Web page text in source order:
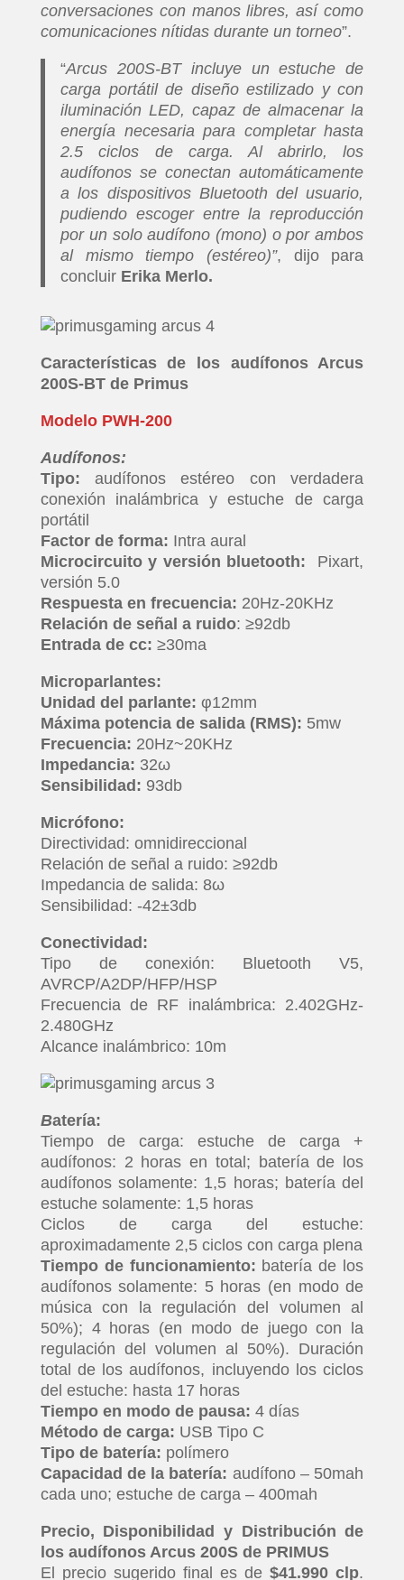
conversaciones con manos libres, así como
comunicaciones nítidas durante un torneo”.
“Arcus 200S-BT incluye un estuche de
carga portátil de diseño estilizado y con
iluminación LED, capaz de almacenar la
energía necesaria para completar hasta
2.5 ciclos de carga. Al abrirlo, los
audífonos se conectan automáticamente
a los dispositivos Bluetooth del usuario,
pudiendo escoger entre la reproducción
por un solo audífono (mono) o por ambos
al mismo tiempo (estéreo)”, dijo para
concluir Erika Merlo.
Características de los audífonos Arcus
200S-BT de Primus
Modelo PWH-200
Audífonos:
Tipo: audífonos estéreo con verdadera
conexión inalámbrica y estuche de carga
portátil
Factor de forma: Intra aural
Microcircuito y versión bluetooth: Pixart,
versión 5.0
Respuesta en frecuencia: 20Hz-20KHz
Relación de señal a ruido: ≥92db
Entrada de cc: ≥30ma
Microparlantes:
Unidad del parlante: φ12mm
Máxima potencia de salida (RMS): 5mw
Frecuencia: 20Hz~20KHz
Impedancia: 32ω
Sensibilidad: 93db
Micrófono:
Directividad: omnidireccional
Relación de señal a ruido: ≥92db
Impedancia de salida: 8ω
Sensibilidad: -42±3db
Conectividad:
Tipo de conexión: Bluetooth V5,
AVRCP/A2DP/HFP/HSP
Frecuencia de RF inalámbrica: 2.402GHz-
2.480GHz
Alcance inalámbrico: 10m
Batería:
Tiempo de carga: estuche de carga +
audífonos: 2 horas en total; batería de los
audífonos solamente: 1,5 horas; batería del
estuche solamente: 1,5 horas
Ciclos de carga del estuche:
aproximadamente 2,5 ciclos con carga plena
Tiempo de funcionamiento: batería de los
audífonos solamente: 5 horas (en modo de
música con la regulación del volumen al
50%); 4 horas (en modo de juego con la
regulación del volumen al 50%). Duración
total de los audífonos, incluyendo los ciclos
del estuche: hasta 17 horas
Tiempo en modo de pausa: 4 días
Método de carga: USB Tipo C
Tipo de batería: polímero
Capacidad de la batería: audífono – 50mah
cada uno; estuche de carga – 400mah
Precio, Disponibilidad y Distribución de
los audífonos Arcus 200S de PRIMUS
El precio sugerido final es de $41.990 clp.